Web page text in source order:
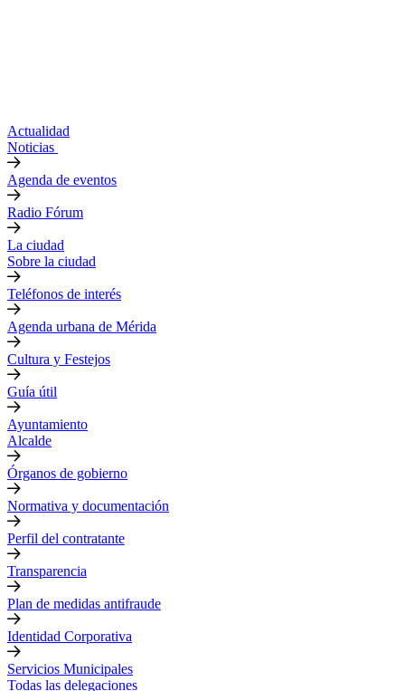
Actualidad
Noticias
Agenda de eventos
Radio Fórum
La ciudad
Sobre la ciudad
Teléfonos de interés
Agenda urbana de Mérida
Cultura y Festejos
Guía útil
Ayuntamiento
Alcalde
Órganos de gobierno
Normativa y documentación
Perfil del contratante
Transparencia
Plan de medidas antifraude
Identidad Corporativa
Servicios Municipales
Todas las delegaciones